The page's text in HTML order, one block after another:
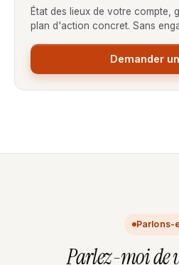
État des lieux de votre compte,
plan d'action concret. Sans
Demander
Parlons-
Parlez-moi de